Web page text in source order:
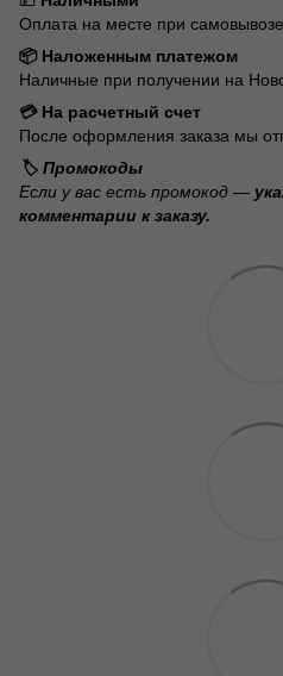
Оплата на месте при самовывозе
📦 Наложенным платежом
Наличные при получении на
💳 На расчетный счет
После оформления заказа мы
🏷️ Промокоды
Если у вас есть промокод —
комментарии к заказу.